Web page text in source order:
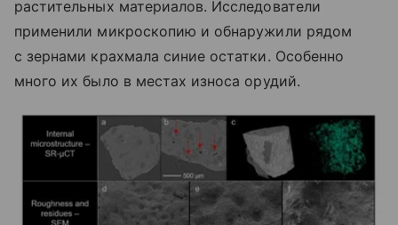
растительных материалов. Исследователи
применили микроскопию и обнаружили рядом
с зернами крахмала синие остатки. Особенно
много их было в местах износа орудий.